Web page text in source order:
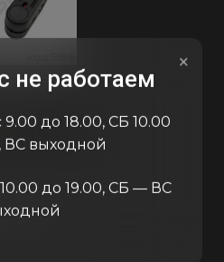
УЗА-2МК
×
не работаем
до 18.00, СБ 10.00
ВС выходной
до 19.00, СБ — ВС